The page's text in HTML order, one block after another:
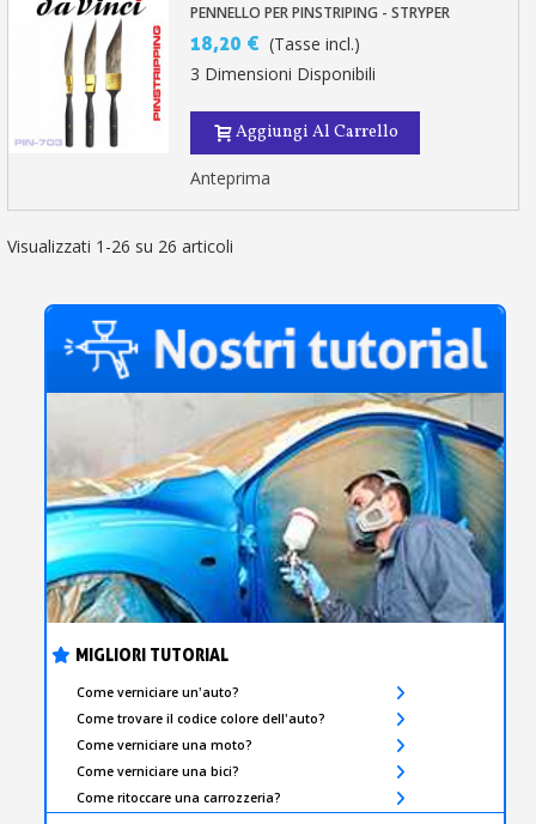
MIGLIORI TUTORIAL
Come verniciare un'auto?
Come trovare il codice colore dell'auto?
Come verniciare una moto?
Come verniciare una bici?
Come ritoccare una carrozzeria?
PENNELLO PER PINSTRIPING - STRYPER
18,20 € (Tasse incl.)
3 Dimensioni Disponibili
Aggiungi Al Carrello
Anteprima
Visualizzati 1-26 su 26 articoli